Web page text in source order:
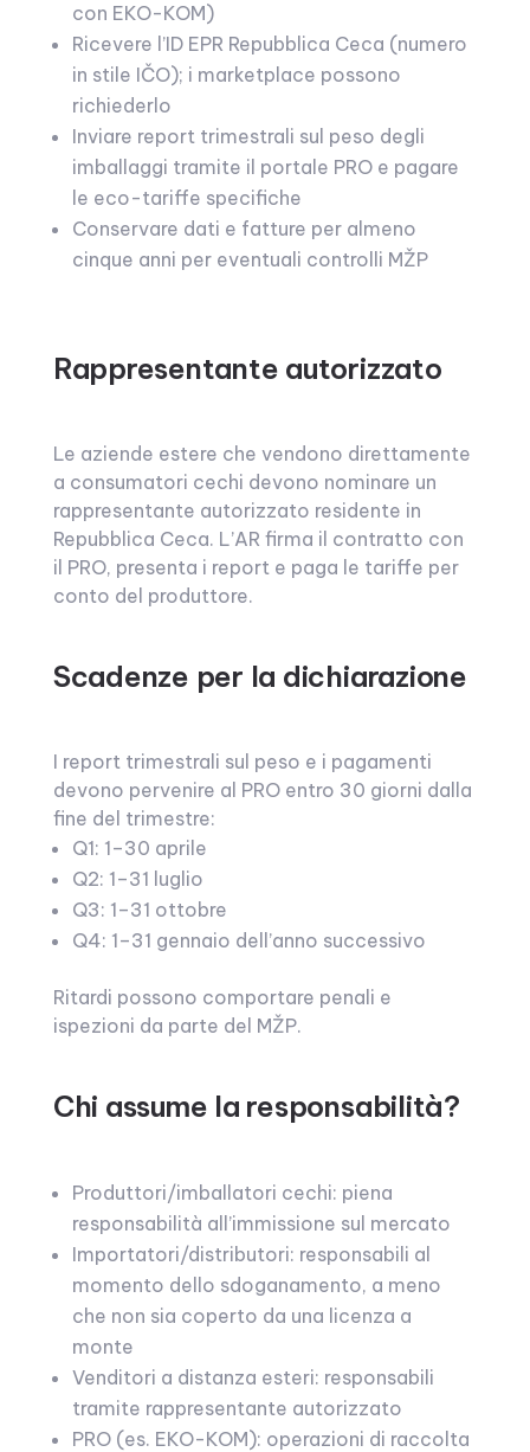
con EKO-KOM)
Ricevere l’ID EPR Repubblica Ceca (numero
in stile IČO); i marketplace possono
richiederlo
Inviare report trimestrali sul peso degli
imballaggi tramite il portale PRO e pagare
le eco-tariffe specifiche
Conservare dati e fatture per almeno
cinque anni per eventuali controlli MŽP
Rappresentante autorizzato
Le aziende estere che vendono direttamente
a consumatori cechi devono nominare un
rappresentante autorizzato residente in
Repubblica Ceca. L’AR firma il contratto con
il PRO, presenta i report e paga le tariffe per
conto del produttore.
Scadenze per la dichiarazione
I report trimestrali sul peso e i pagamenti
devono pervenire al PRO entro 30 giorni dalla
fine del trimestre:
Q1: 1–30 aprile
Q2: 1–31 luglio
Q3: 1–31 ottobre
Q4: 1–31 gennaio dell’anno successivo
Ritardi possono comportare penali e
ispezioni da parte del MŽP.
Chi assume la responsabilità?
Produttori/imballatori cechi: piena
responsabilità all’immissione sul mercato
Importatori/distributori: responsabili al
momento dello sdoganamento, a meno
che non sia coperto da una licenza a
monte
Venditori a distanza esteri: responsabili
tramite rappresentante autorizzato
PRO (es. EKO-KOM): operazioni di raccolta